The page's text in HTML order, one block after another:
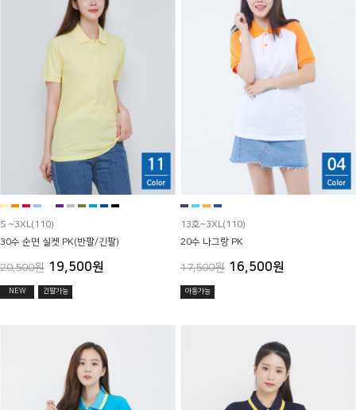
S ~3XL(110)
30수 순면 실켓 PK(반팔/긴팔)
20,500원 19,500원
NEW 긴팔가능
13호~3XL(110)
20수 나그랑 PK
17,500원 16,500원
아동가능